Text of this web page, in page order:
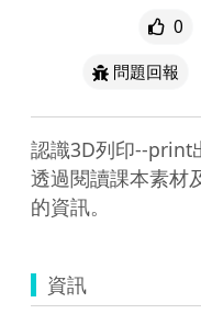
0
問題回報
認識3D列印--print
透過閱讀課本素材
資訊